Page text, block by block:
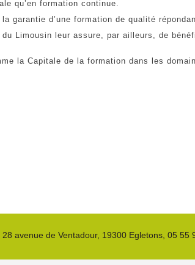
qu’en formation continue.
garantie d’une formation de qualité
Limousin leur assure, par ailleurs, de
la Capitale de la formation dans les
28 avenue de Ventadour, 19300 Egletons, 05 55